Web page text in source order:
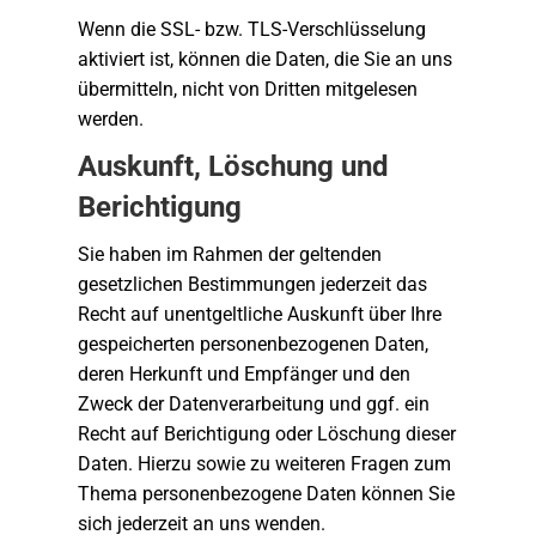
Wenn die SSL- bzw. TLS-Verschlüsselung
aktiviert ist, können die Daten, die Sie an uns
übermitteln, nicht von Dritten mitgelesen
werden.
Auskunft, Löschung und
Berichtigung
Sie haben im Rahmen der geltenden
gesetzlichen Bestimmungen jederzeit das
Recht auf unentgeltliche Auskunft über Ihre
gespeicherten personenbezogenen Daten,
deren Herkunft und Empfänger und den
Zweck der Datenverarbeitung und ggf. ein
Recht auf Berichtigung oder Löschung dieser
Daten. Hierzu sowie zu weiteren Fragen zum
Thema personenbezogene Daten können Sie
sich jederzeit an uns wenden.